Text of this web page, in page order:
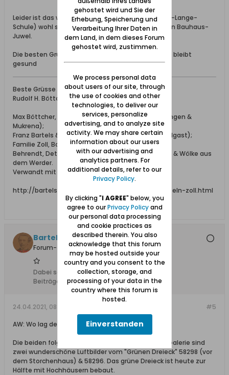
Leider ist das weisse Bauwerk (links, ehem. Helene-Lange-
Schule) wohl sehr verbaut worden, das war wohl ein Bauhaus-
Juwel.
Die besten Grüsse und Dank für Mails und Anrufe - bleibt
gesund
Beste Grüsse
Rudolf H. Böttcher
Max Böttcher, Ing. bei Schichau (aus Beesenlaublingen &
Mukrena);
Franz Bartels & Co., Danzig Breitgasse 64 (aus Wolgast);
Familie Zoll, Bohnsack;
Behrendt, Detlaff / Detloff, Katt, Lissau, Schönhoff & Wölke aus
dem Werder.
Verwandt mit den Familien: Elsner, Adrian, Falk.
http://bartels-zoll.blogspot.de/2012/07/ahnentafeln-zoll.html
Bartels
Forum-Teilnehmer
Dabei seit:
25.07.2012
Beiträge:
3448
#5
24.04.2021, 08:38
AW: Wo lag der Reichskollonieplatz ?
Die beiden folgenden Fotos "Neuschottland" der Galerie sind
zwei wunderschöne Luftbilder vom "Grünen Dreieck" 58298 (vor
dem Storchenhaus) & 58296. Das grüne Dreieck ist heute zur
Hälfte mit Hochhäusern bebaut.
gehostet wird und Sie der
Erhebung, Speicherung und
Verarbeitung Ihrer Daten in
dem Land, in dem dieses Forum
gehostet wird, zustimmen.
We process personal data
about users of our site, through
the use of cookies and other
technologies, to deliver our
services, personalize
advertising, and to analyze site
activity. We may share certain
information about our users
with our advertising and
analytics partners. For
additional details, refer to our
Privacy Policy.
By clicking "I AGREE" below, you
agree to ourPrivacy Policyand
our personal data processing
and cookie practices as
described therein. You also
acknowledge that this forum
may be hosted outside your
country and you consent to the
collection, storage, and
processing of your data in the
country where this forum is
hosted.
Einverstanden